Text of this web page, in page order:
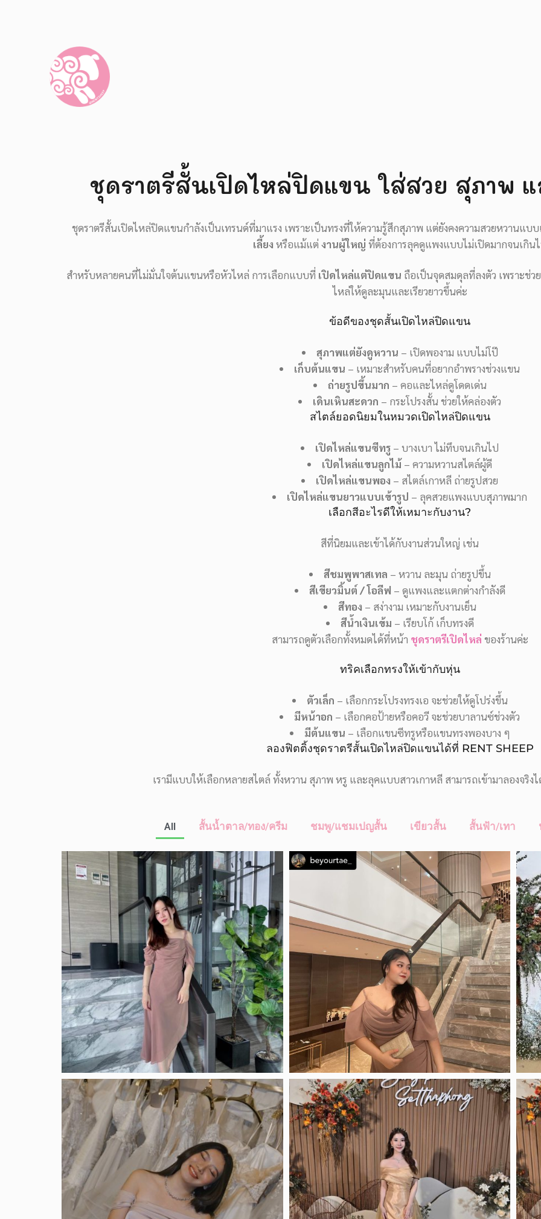
ชุดราตรีสั้นเปิดไหล่ปิดแขน ใส่สวย สุภาพ
ชุดราตรีสั้นเปิดไหล่ปิดแขนกำลังเป็นเทรนด์ที่มาแรง เพราะเป็นทรงที่ให้ความรู้สึกสุภาพ แต่ยังคงความสวยหวานแบ
เลี้ยง หรือแม้แต่ งานผู้ใหญ่ ที่ต้องการลุคดูแพงแบบไม่เปิดมากจนเกิน
สำหรับหลายคนที่ไม่มั่นใจต้นแขนหรือหัวไหล่ การเลือกแบบที่ เปิดไหล่แต่ปิดแขน ถือเป็นจุดสมดุลที่ลงตัว เพราะช่ว
ไหล่ให้ดูละมุนและเรียวยาวขึ้นค่ะ
ข้อดีของชุดสั้นเปิดไหล่ปิดแขน
สุภาพแต่ยังดูหวาน – เปิดพองาม แบบไม่โป๊
เก็บต้นแขน – เหมาะสำหรับคนที่อยากอำพรางช่วงแขน
ถ่ายรูปขึ้นมาก – คอและไหล่ดูโดดเด่น
เดินเหินสะดวก – กระโปรงสั้น ช่วยให้คล่องตัว
สไตล์ยอดนิยมในหมวดเปิดไหล่ปิดแขน
เปิดไหล่แขนซีทรู – บางเบา ไม่ทึบจนเกินไป
เปิดไหล่แขนลูกไม้ – ความหวานสไตล์ผู้ดี
เปิดไหล่แขนพอง – สไตล์เกาหลี ถ่ายรูปสวย
เปิดไหล่แขนยาวแบบเข้ารูป – ลุคสวยแพงแบบสุภาพมาก
เลือกสีอะไรดีให้เหมาะกับงาน?
สีที่นิยมและเข้าได้กับงานส่วนใหญ่ เช่น
สีชมพูพาสเทล – หวาน ละมุน ถ่ายรูปขึ้น
สีเขียวมิ้นต์ / โอลีฟ – ดูแพงและแตกต่างกำลังดี
สีทอง – สง่างาม เหมาะกับงานเย็น
สีน้ำเงินเข้ม – เรียบโก้ เก็บทรงดี
สามารถดูตัวเลือกทั้งหมดได้ที่หน้า ชุดราตรีเปิดไหล่ ของร้านค่ะ
ทริคเลือกทรงให้เข้ากับหุ่น
ตัวเล็ก – เลือกกระโปรงทรงเอ จะช่วยให้ดูโปร่งขึ้น
มีหน้าอก – เลือกคอป้ายหรือคอวี จะช่วยบาลานซ์ช่วงตัว
มีต้นแขน – เลือกแขนซีทรูหรือแขนทรงพองบาง ๆ
ลองฟิตติ้งชุดราตรีสั้นเปิดไหล่ปิดแขนได้ที่ RENT SHEEP
เรามีแบบให้เลือกหลายสไตล์ ทั้งหวาน สุภาพ หรู และลุคแบบสาวเกาหลี สามารถเข้ามาลองจริง
All สั้นน้ำตาล/ทอง/ครีม ชมพู/แชมเปญสั้น เขียวสั้น สั้นฟ้า/เทา